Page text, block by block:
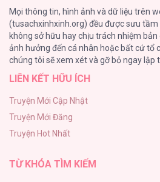
54
Một Đêm Nọ Đột Nhiên
51
Cách Khiến Phu Quân Đứng
ONESHOT CHỊCH VỒN CHỊCH
47
Mọi thông tin, hình ảnh và dữ liệu trên
(tusachxinhxinh.org) đều được sưu
không sở hữu hay chịu trách nhiệm bản
ảnh hưởng đến cá nhân hoặc bất cứ tổ
chúng tôi sẽ xem xét và gỡ bỏ ngay lập
LIÊN KẾT HỮU ÍCH
Truyện Mới Cập Nhật
Truyện Mới Đăng
Truyện Hot Nhất
TỪ KHÓA TÌM KIẾM